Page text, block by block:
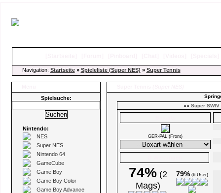
Navigation: Startseite» Spieleliste (Super NES) » Super Tennis
Spielsuche:
Nintendo:
NES
Super NES
Nintendo 64
GameCube
Game Boy
Game Boy Color
Game Boy Advance
«« Super SWIV
GER-PAL (Front)
74% (2
Mags)
79% (6 User)